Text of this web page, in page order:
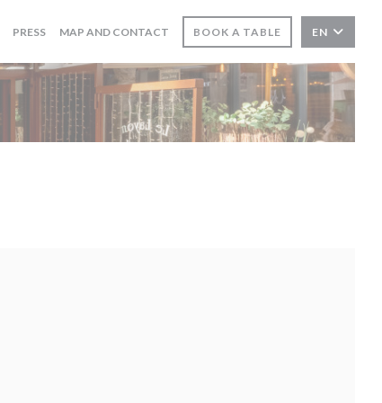
PRESS MAP AND CONTACT BOOK A TABLE EN